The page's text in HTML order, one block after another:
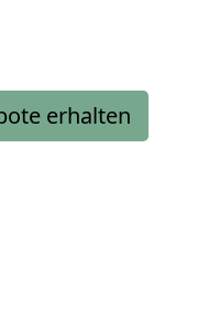
erhalten